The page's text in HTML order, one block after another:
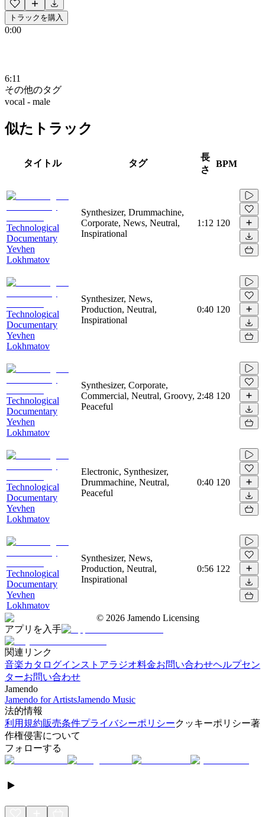
トラックを購入
0:00
6:11
その他のタグ
vocal - male
似たトラック
タイトル タグ
長
さ
BPM
Technological
Documentary
Yevhen
Lokhmatov
Synthesizer, Drummachine,
Corporate, News, Neutral,
Inspirational
1:12 120
Technological
Documentary
Yevhen
Lokhmatov
Synthesizer, News,
Production, Neutral,
Inspirational
0:40 120
Technological
Documentary
Yevhen
Lokhmatov
Synthesizer, Corporate,
Commercial, Neutral, Groovy,
Peaceful
2:48 120
Technological
Documentary
Yevhen
Lokhmatov
Electronic, Synthesizer,
Drummachine, Neutral,
Peaceful
0:40 120
Technological
Documentary
Yevhen
Lokhmatov
Synthesizer, News,
Production, Neutral,
Inspirational
0:56 122
© 2026 Jamendo Licensing
アプリを入手
関連リンク
音楽カタログインストアラジオ料金お問い合わせヘルプセン
ターお問い合わせ
Jamendo
Jamendo for ArtistsJamendo Music
法的情報
利用規約販売条件プライバシーポリシークッキーポリシー著
作権侵害について
フォローする